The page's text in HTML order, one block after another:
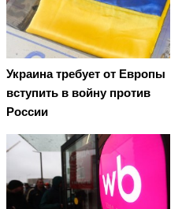
Украина требует от Европы
вступить в войну против
России